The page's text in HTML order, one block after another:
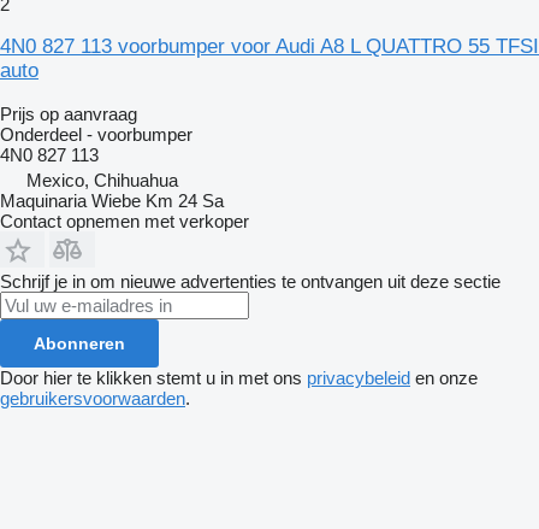
2
4N0 827 113 voorbumper voor Audi A8 L QUATTRO 55 TFSI
auto
Prijs op aanvraag
Onderdeel - voorbumper
4N0 827 113
Mexico, Chihuahua
Maquinaria Wiebe Km 24 Sa
Contact opnemen met verkoper
Schrijf je in om nieuwe advertenties te ontvangen uit deze sectie
Abonneren
Door hier te klikken stemt u in met ons privacybeleid en onze
gebruikersvoorwaarden.